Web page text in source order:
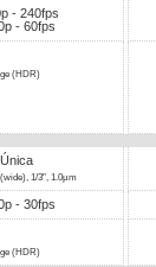
- 240fps
- 60fps
(HDR)
Única
1/3", 1.0µm
- 30fps
(HDR)